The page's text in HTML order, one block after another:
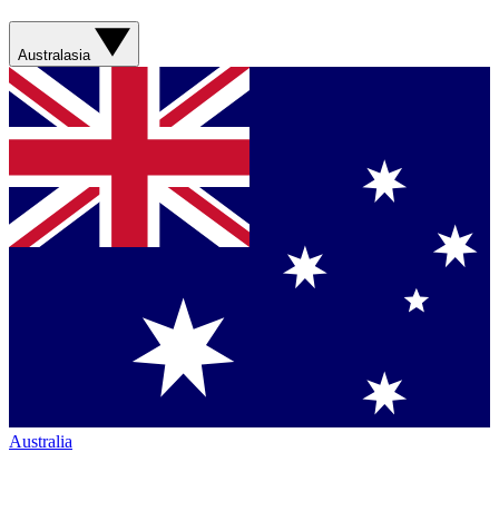
Australasia
Australia